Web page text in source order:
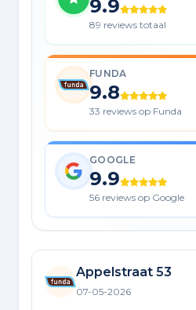
9.9
89 reviews totaal
FUNDA
9.8
33 reviews op Funda
GOOGLE
9.9
56 reviews op Google
Appelstraat 53
07-05-2026